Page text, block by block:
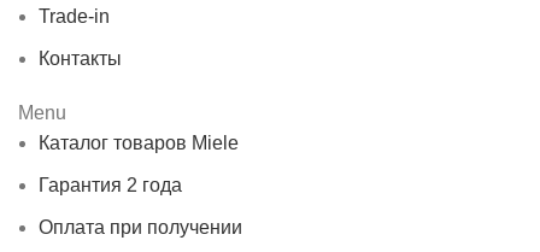
Trade-in
Контакты
Menu
Каталог товаров Miele
Гарантия 2 года
Оплата при получении